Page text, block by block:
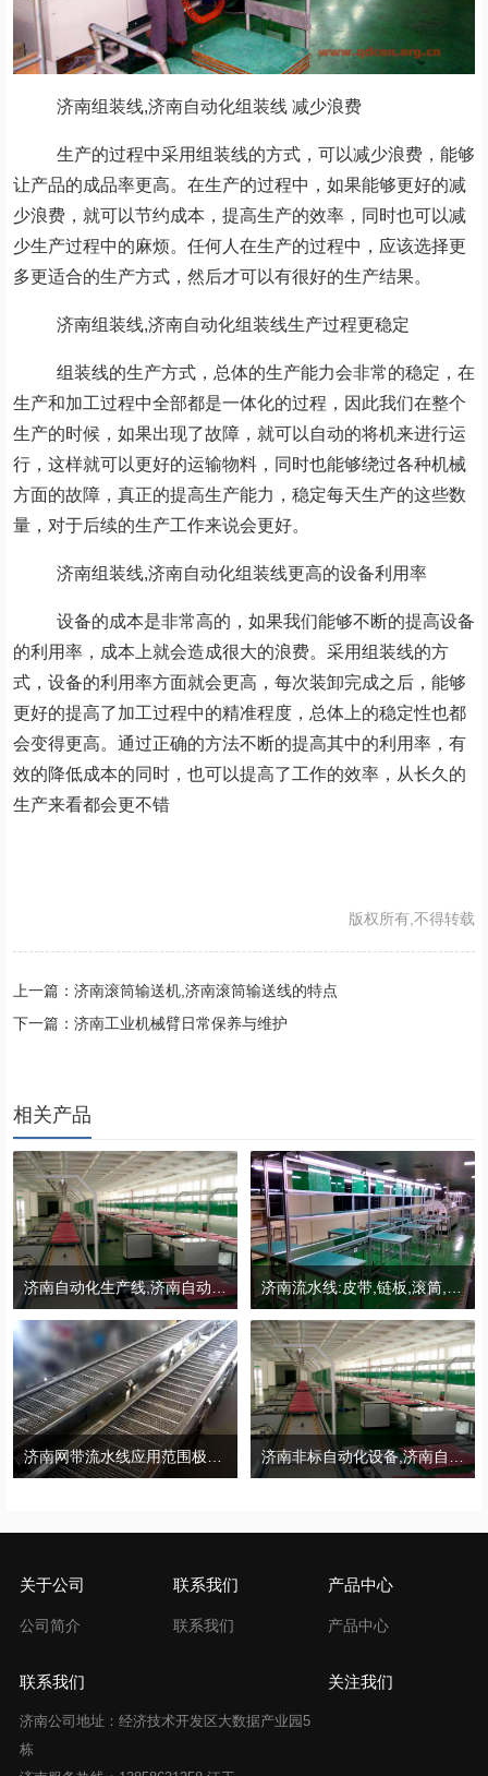
济南组装线,济南自动化组装线 减少浪费
生产的过程中采用组装线的方式，可以减少浪费，能够
让产品的成品率更高。在生产的过程中，如果能够更好的减
少浪费，就可以节约成本，提高生产的效率，同时也可以减
少生产过程中的麻烦。任何人在生产的过程中，应该选择更
多更适合的生产方式，然后才可以有很好的生产结果。
济南组装线,济南自动化组装线生产过程更稳定
组装线的生产方式，总体的生产能力会非常的稳定，在
生产和加工过程中全部都是一体化的过程，因此我们在整个
生产的时候，如果出现了故障，就可以自动的将机来进行运
行，这样就可以更好的运输物料，同时也能够绕过各种机械
方面的故障，真正的提高生产能力，稳定每天生产的这些数
量，对于后续的生产工作来说会更好。
济南组装线,济南自动化组装线更高的设备利用率
设备的成本是非常高的，如果我们能够不断的提高设备
的利用率，成本上就会造成很大的浪费。采用组装线的方
式，设备的利用率方面就会更高，每次装卸完成之后，能够
更好的提高了加工过程中的精准程度，总体上的稳定性也都
会变得更高。通过正确的方法不断的提高其中的利用率，有
效的降低成本的同时，也可以提高了工作的效率，从长久的
生产来看都会更不错
版权所有,不得转载
上一篇：济南滚筒输送机,济南滚筒输送线的特点
下一篇：济南工业机械臂日常保养与维护
相关产品
济南自动化生产线,济南自动化流水线采购4个窍门 济南流水线:皮带,链板,滚筒,倍速四种采购必备技术参数和参考
济南网带流水线应用范围极其特点 济南非标自动化设备,济南自动化装配线，济南自动化流水线选购诀窍
关于公司
公司简介
联系我们
联系我们
产品中心
产品中心
联系我们
济南公司地址：经济技术开发区大数据产业园5
栋
关注我们